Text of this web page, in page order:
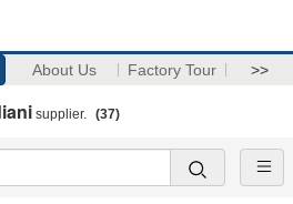
About Us Factory Tour >>
supplier. (37)